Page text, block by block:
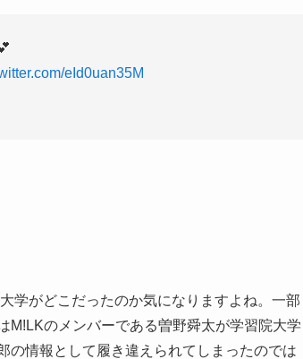
eId0uan35M
学がどこだったのか気になりますよね。一部
M!LKのメンバーである曽野舜太が学習院大学
の情報として履き違えられてしまったのでは